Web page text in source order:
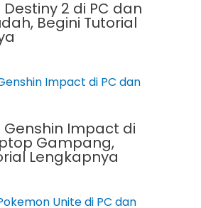
2 di PC dan
Begini Tutorial
Impact di
Gampang,
Lengkapnya